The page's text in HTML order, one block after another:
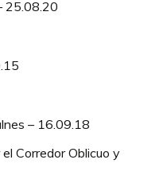
25.08.20
– 16.09.18
Corredor Oblicuo y